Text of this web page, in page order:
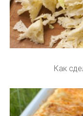
Как